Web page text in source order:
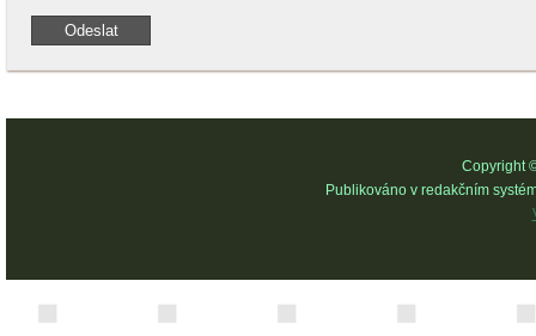
Copyright
Publikováno v redakčním